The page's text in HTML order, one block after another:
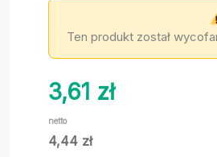
Ten produkt został
3,61 zł
netto
4,44 zł